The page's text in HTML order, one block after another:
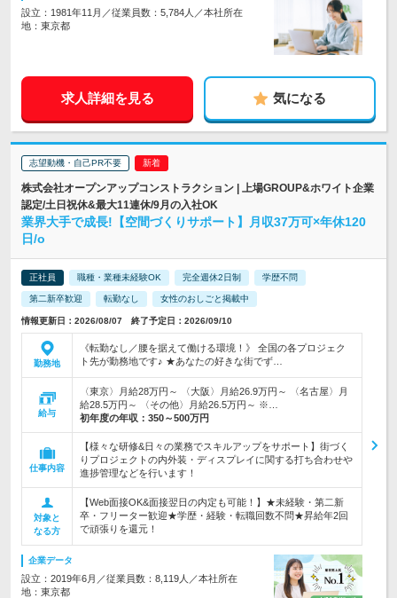
設立：1981年11月／従業員数：5,784人／本社所在
地：東京都
求人詳細を見る 気になる
志望動機・自己PR不要
株式会社オープンアップコンストラクション | 上場GROUP&ホワイト企業
認定/土日祝休&最大11連休/9月の入社OK
業界大手で成長!【空間づくりサポート】月収37万可×年休120
日/o
正社員 職種・業種未経験OK 完全週休2日制 学歴不問
第二新卒歓迎 転勤なし 女性のおしごと掲載中
情報更新日：2026/08/07 終了予定日：2026/09/10
勤務地
《転勤なし／腰を据えて働ける環境！》 全国の各プロジェク
ト先が勤務地です♪ ★あなたの好きな街でず…
給与
〈東京〉月給28万円～ 〈大阪〉月給26.9万円～ 〈名古屋〉月
給28.5万円～ 〈その他〉月給26.5万円～ ※…
初年度の年収： 350～500万円
仕事内容
【様々な研修&日々の業務でスキルアップをサポート】街づく
りプロジェクトの内外装・ディスプレイに関する打ち合わせや
進捗管理などを行います！
対象と
なる方
【Web面接OK&面接翌日の内定も可能！】★未経験・第二新
卒・フリーター歓迎★学歴・経験・転職回数不問★昇給年2回
で頑張りを還元！
企業データ
設立：2019年6月／従業員数：8,119人／本社所在
地：東京都